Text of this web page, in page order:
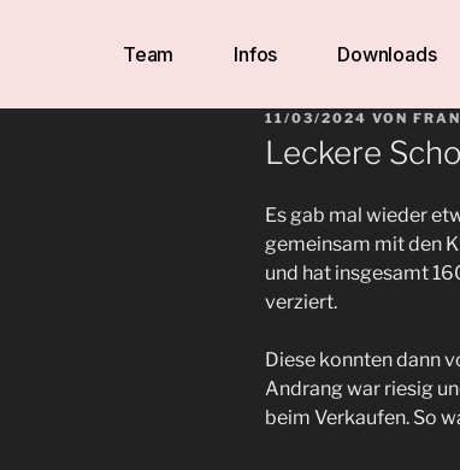
Team Infos Downloads
11/03/2024 VON
Leckere
Es gab mal wieder
gemeinsam mit den
und hat insgesamt
verziert.
Diese konnten dann
Andrang war riesig
beim Verkaufen. So